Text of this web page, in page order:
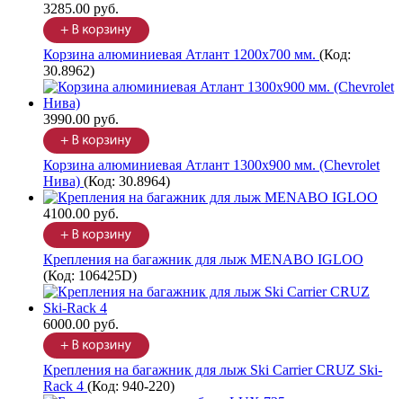
3285.00 руб.
Корзина алюминиевая Атлант 1200х700 мм. (Код:
30.8962)
3990.00 руб.
Корзина алюминиевая Атлант 1300х900 мм. (Chevrolet
Нива) (Код: 30.8964)
4100.00 руб.
Крепления на багажник для лыж MENABO IGLOO
(Код: 106425D)
6000.00 руб.
Крепления на багажник для лыж Ski Carrier CRUZ Ski-
Rack 4 (Код: 940-220)